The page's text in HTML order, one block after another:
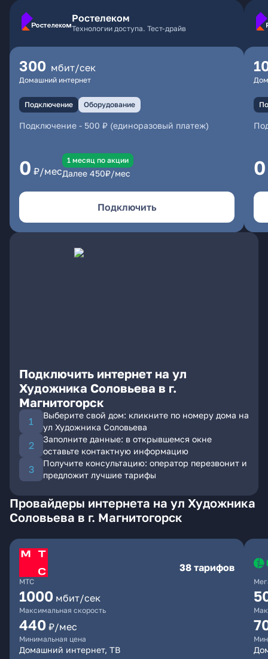
Ростелеком
Технологии доступа. Тест-драйв
300 мбит/сек
Домашний интернет
Подключение Оборудование
Подключение - 500 ₽ (единоразовый платеж)
0 ₽/мес
1 месяц по акции
Далее 450₽/мес
Подключить
0
Подключить интернет на ул
Художника Соловьева в г.
Магнитогорск
Выберите свой дом: кликните по номеру дома на
ул Художника Соловьева
Заполните данные: в открывшемся окне
оставьте контактную информацию
Получите консультацию: оператор перезвонит и
предложит лучшие тарифы
Провайдеры интернета на ул Художника
Соловьева в г. Магнитогорск
МТС
38 тарифов
1000 мбит/сек
Максимальная скорость
440 ₽/мес
Минимальная цена
Домашний интернет, ТВ